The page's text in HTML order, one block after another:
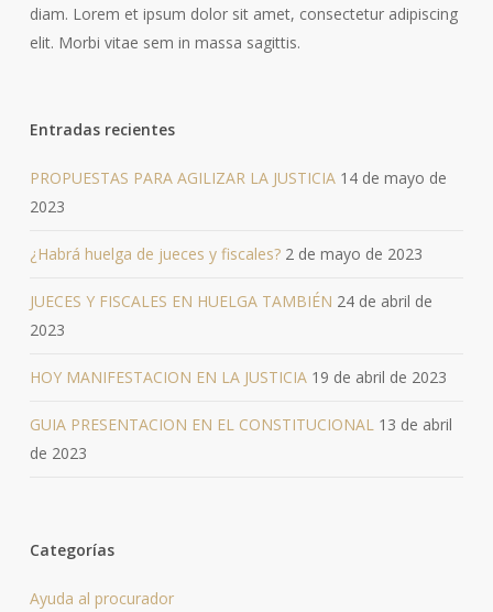
diam. Lorem et ipsum dolor sit amet, consectetur adipiscing
elit. Morbi vitae sem in massa sagittis.
Entradas recientes
PROPUESTAS PARA AGILIZAR LA JUSTICIA 14 de mayo de
2023
¿Habrá huelga de jueces y fiscales? 2 de mayo de 2023
JUECES Y FISCALES EN HUELGA TAMBIÉN 24 de abril de
2023
HOY MANIFESTACION EN LA JUSTICIA 19 de abril de 2023
GUIA PRESENTACION EN EL CONSTITUCIONAL 13 de abril
de 2023
Categorías
Ayuda al procurador